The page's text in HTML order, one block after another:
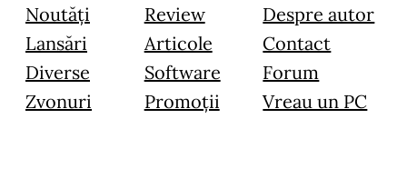
Noutăți
Lansări
Diverse
Zvonuri
Review
Articole
Software
Promoții
Despre autor
Contact
Forum
Vreau un PC